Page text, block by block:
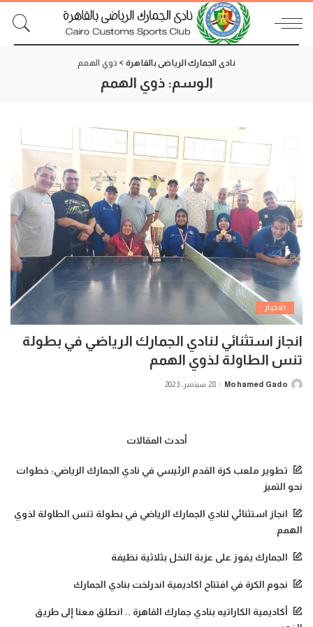
نادى الجمارك الرياضى بالقاهرة > ذوي الهمم
الوسم: ذوي الهمم
الاخبار
انجاز استثنائي لنادي الجمارك الرياضي في بطولة
تنس الطاولة لذوي الهمم
Posted
Mohamed Gado 28 سبتمبر، 2023
أحدث المقالات
تطوير ملعب كرة القدم الرئيسي في نادي الجمارك الرياضي: خطوات
نحو التميز
انجاز استثنائي لنادي الجمارك الرياضي في بطولة تنس الطاولة لذوي
الهمم
الجمارك يفوز على عزبة النخل بثلاثية نظيفة
نجوم الكرة في افتتاح اكاديمية اندرلخت بنادي الجمارك
أكاديمية الكاراتيه بنادي جمارك القاهرة .. انطلق معنا إلى طريق